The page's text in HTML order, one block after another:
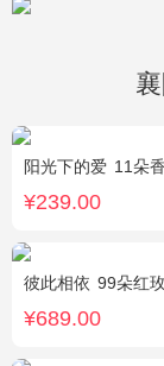
阳光下的爱 11朵香槟玫瑰，3朵向日葵
¥239.00
彼此相依 99朵红玫瑰，搭
¥689.00